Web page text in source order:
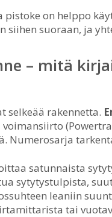
pistoke on helppo
siihen suoraan, ja
– mitä
selkeää rakennetta.
Numerosarja
satunnaista
sytytystulpista,
leaniin
tai